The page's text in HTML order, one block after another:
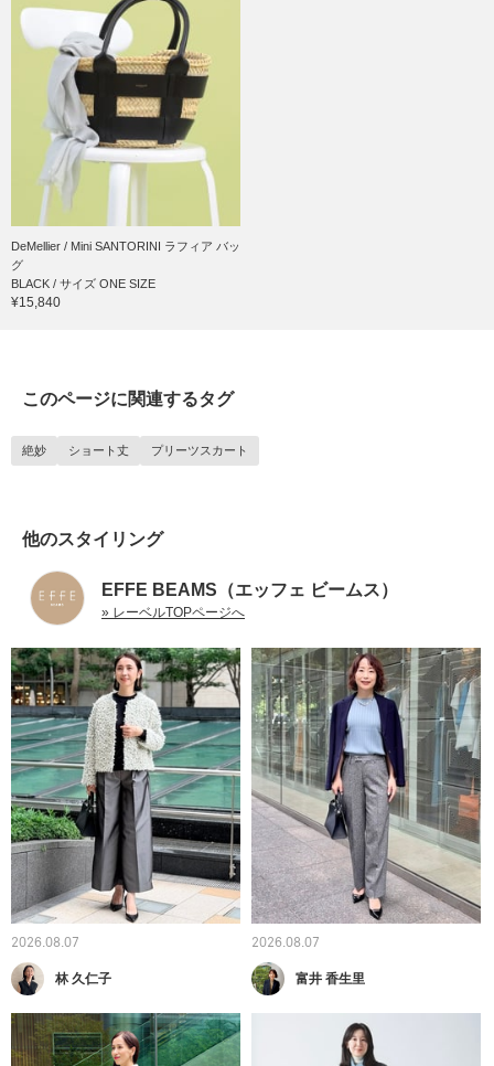
DeMellier / Mini SANTORINI ラフィア バッ
グ
BLACK / サイズ ONE SIZE
¥15,840
このページに関連するタグ
絶妙 ショート丈 プリーツスカート
他のスタイリング
EFFE BEAMS（エッフェ ビームス）
» レーベルTOPページへ
2026.08.07
林 久仁子
2026.08.07
富井 香生里